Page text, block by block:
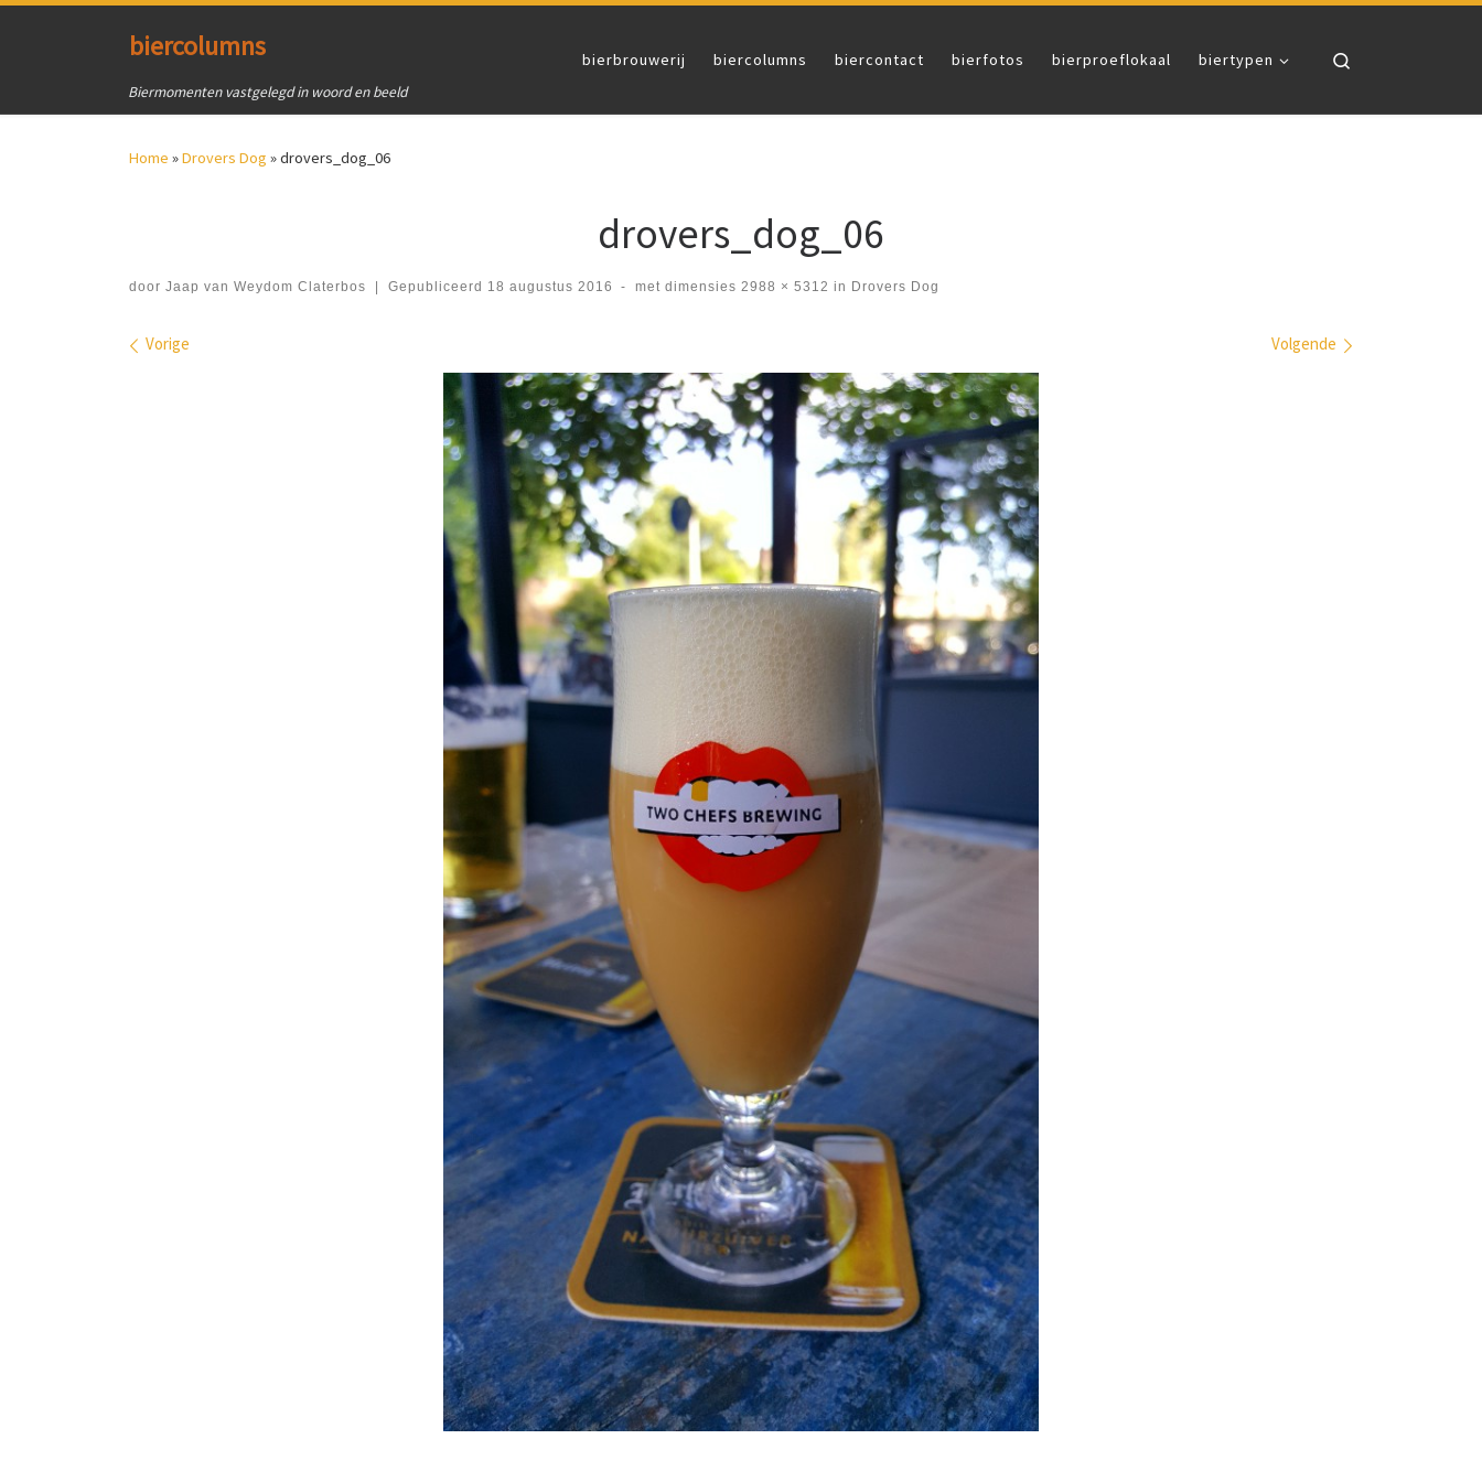
biercolumns
Biermomenten vastgelegd in woord en beeld
bierbrouwerij biercolumns biercontact bierfotos bierproeflokaal biertypen
Home »Drovers Dog »drovers_dog_06
drovers_dog_06
door Jaap van Weydom Claterbos Gepubliceerd 18 augustus 2016 - met dimensies 2988 × 5312 in Drovers Dog
Afbeeldingen navigatie
Vorige Volgende